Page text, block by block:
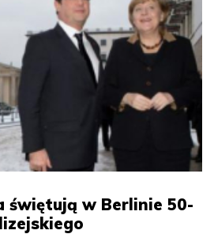
świętują w Berlinie 50-